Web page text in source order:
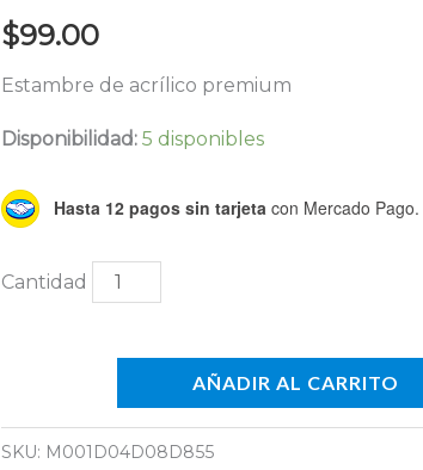
$99.00
Estambre de acrílico premium
Disponibilidad: 5 disponibles
Hasta 12 pagos sin tarjeta con Mercado Pago.
pieza)
cantidad
AÑADIR AL CARRITO
SKU: M001D04D08D855